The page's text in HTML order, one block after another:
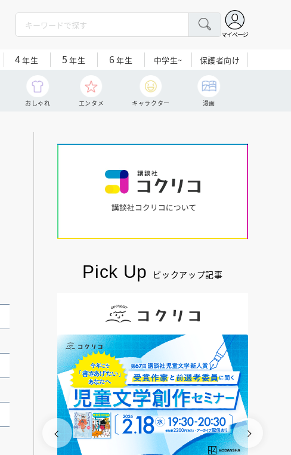
マイページ
4年生 5 年生 6年生 中学生~ 保護者向け
おしゃれ エンタメ キャラクター 漫画
Pick Up ピックアップ記事